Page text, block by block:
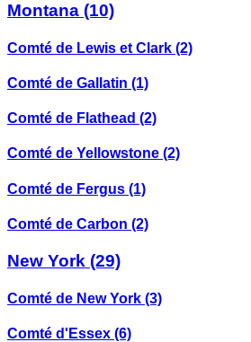
Montana (10)
Comté de Lewis et Clark (2)
Comté de Gallatin (1)
Comté de Flathead (2)
Comté de Yellowstone (2)
Comté de Fergus (1)
Comté de Carbon (2)
New York (29)
Comté de New York (3)
Comté d'Essex (6)